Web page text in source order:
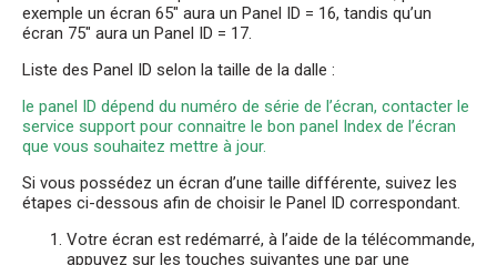
exemple un écran 65″ aura un Panel ID = 16, tandis qu’un
écran 75″ aura un Panel ID = 17.
Liste des Panel ID selon la taille de la dalle :
le panel ID dépend du numéro de série de l’écran, contacter le
service support pour connaitre le bon panel Index de l’écran
que vous souhaitez mettre à jour.
Si vous possédez un écran d’une taille différente, suivez les
étapes ci-dessous afin de choisir le Panel ID correspondant.
Votre écran est redémarré, à l’aide de la télécommande,
appuyez sur les touches suivantes une par une